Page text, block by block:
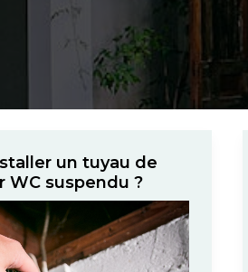
un tuyau de
WC suspendu ?